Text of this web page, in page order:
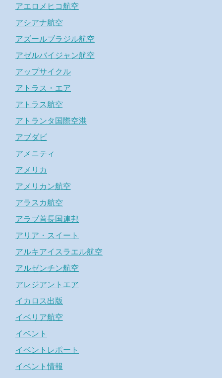
アエロメヒコ航空
アシアナ航空
アズールブラジル航空
アゼルバイジャン航空
アップサイクル
アトラス・エア
アトラス航空
アトランタ国際空港
アブダビ
アメニティ
アメリカ
アメリカン航空
アラスカ航空
アラブ首長国連邦
アリア・スイート
アルキアイスラエル航空
アルゼンチン航空
アレジアントエア
イカロス出版
イベリア航空
イベント
イベントレポート
イベント情報